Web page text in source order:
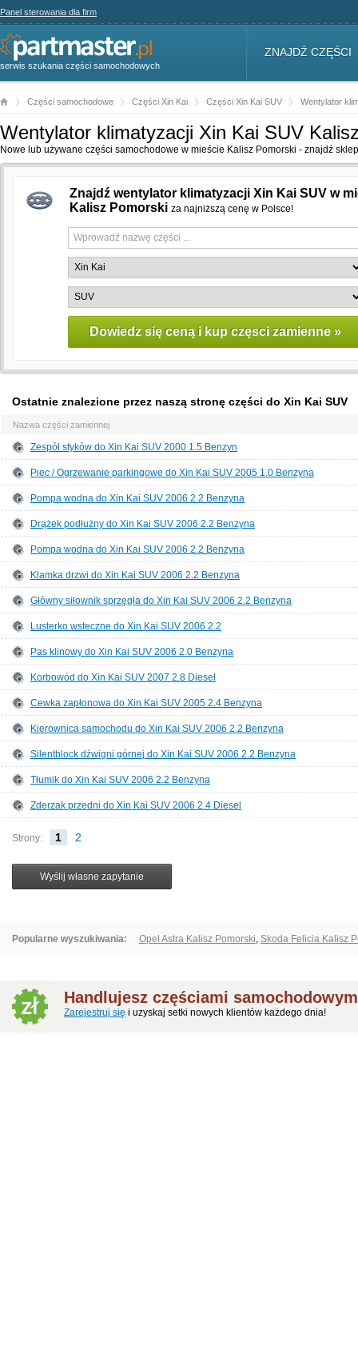
Panel sterowania dla firm
serwis szukania części samochodowych
ZNAJDŹ CZĘŚCI
Części samochodowe Części Xin Kai Części Xin Kai SUV Wentylator
Wentylator klimatyzacji Xin Kai SUV
Nowe lub używane części samochodowe w mieście Kalisz Pomorski - znajdź
Znajdź wentylator klimatyzacji Xin Kai SUV w
Kalisz Pomorski za najniższą cenę w Polsce!
Ostatnie znalezione przez naszą stronę części do Xin Kai SUV
Nazwa części zamiennej
Zespół styków do Xin Kai SUV 2000 1.5 Benzyn
Piec / Ogrzewanie parkingowe do Xin Kai SUV 2005 1.0 Benzyna
Pompa wodna do Xin Kai SUV 2006 2.2 Benzyna
Drążek podłużny do Xin Kai SUV 2006 2.2 Benzyna
Pompa wodna do Xin Kai SUV 2006 2.2 Benzyna
Klamka drzwi do Xin Kai SUV 2006 2.2 Benzyna
Główny siłownik sprzęgła do Xin Kai SUV 2006 2.2 Benzyna
Lusterko wsteczne do Xin Kai SUV 2006 2.2
Pas klinowy do Xin Kai SUV 2006 2.0 Benzyna
Korbowód do Xin Kai SUV 2007 2.8 Diesel
Cewka zapłonowa do Xin Kai SUV 2005 2.4 Benzyna
Kierownica samochodu do Xin Kai SUV 2006 2.2 Benzyna
Silentblock dźwigni górnej do Xin Kai SUV 2006 2.2 Benzyna
Tłumik do Xin Kai SUV 2006 2.2 Benzyna
Zderzak przedni do Xin Kai SUV 2006 2.4 Diesel
Strony: 1 2
Popularne wyszukiwania: Opel Astra Kalisz Pomorski, Skoda Felicia Kalisz
Handlujesz częściami
Zarejestruj się i uzyskaj setki nowych klientów każdego dnia!